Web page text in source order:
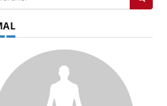
passe-t-il dans le sud de la
?